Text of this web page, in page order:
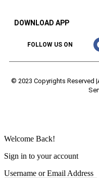
DOWNLOAD APP
FOLLOW US ON
© 2023 Copyrights Reserved
Welcome Back!
Sign in to your account
Username or Email Address